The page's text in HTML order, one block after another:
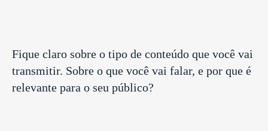
Fique claro sobre o tipo de conteúdo que você vai
transmitir. Sobre o que você vai falar, e por que é
relevante para o seu público?